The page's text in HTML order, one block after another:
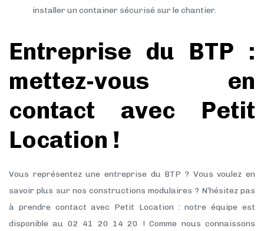
installer un container sécurisé sur le chantier.
Entreprise du BTP :
mettez-vous en
contact avec Petit
Location !
Vous représentez une entreprise du BTP ? Vous voulez en
savoir plus sur nos constructions modulaires ? N’hésitez pas
à prendre contact avec Petit Location : notre équipe est
disponible au 02 41 20 14 20 ! Comme nous connaissons